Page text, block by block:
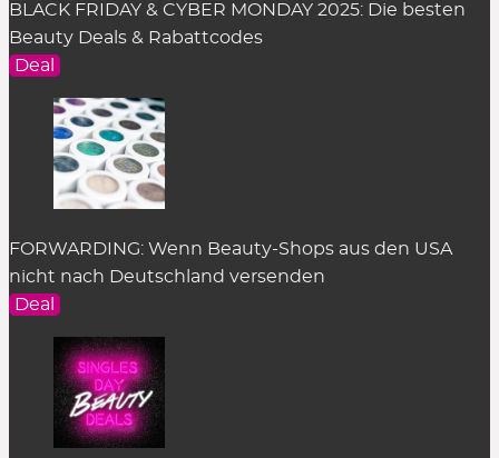
BLACK FRIDAY & CYBER MONDAY 2025: Die besten
Beauty Deals & Rabattcodes
Deal
FORWARDING: Wenn Beauty-Shops aus den USA
nicht nach Deutschland versenden
Deal